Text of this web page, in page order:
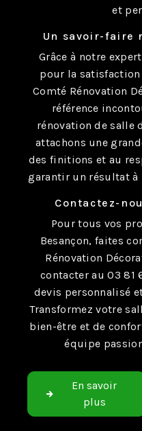
et
Un savoir-faire
Grâce à notre
pour la satisfaction
Comté Rénovation
référence
rénovation de salle
attachons une
des finitions et au
garantir un résultat à
Contactez-
Pour tous vos
Besançon, faites
Rénovation
contacter au 03 81
devis personnalisé
Transformez votre
bien-être et de
équipe
En savoir
plus